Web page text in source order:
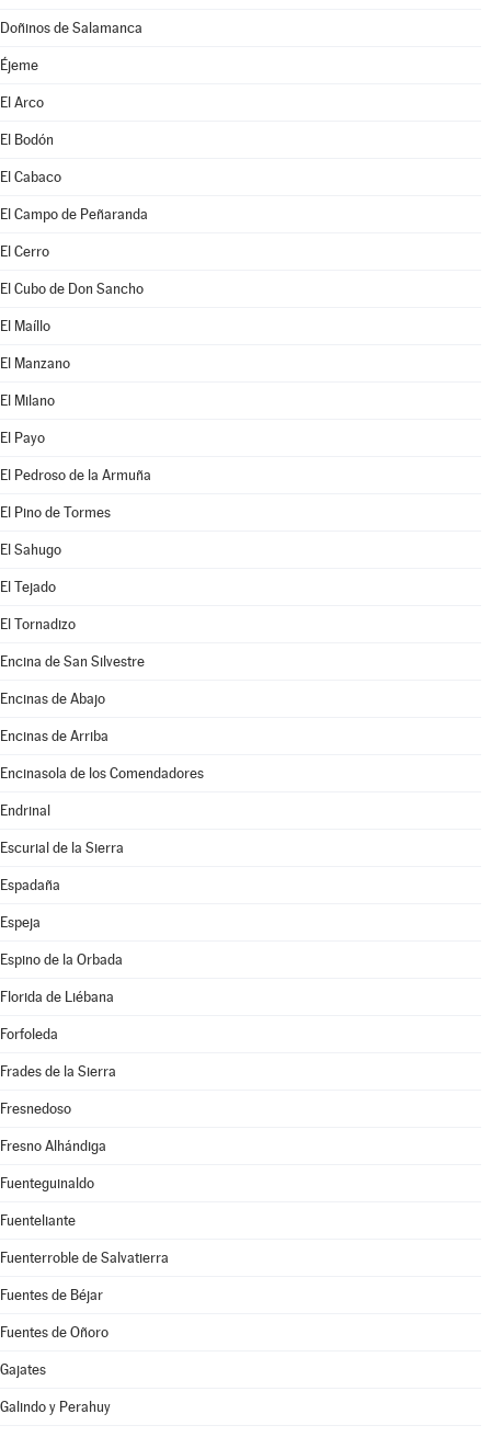
Doñinos de Salamanca
Éjeme
El Arco
El Bodón
El Cabaco
El Campo de Peñaranda
El Cerro
El Cubo de Don Sancho
El Maíllo
El Manzano
El Milano
El Payo
El Pedroso de la Armuña
El Pino de Tormes
El Sahugo
El Tejado
El Tornadizo
Encina de San Silvestre
Encinas de Abajo
Encinas de Arriba
Encinasola de los Comendadores
Endrinal
Escurial de la Sierra
Espadaña
Espeja
Espino de la Orbada
Florida de Liébana
Forfoleda
Frades de la Sierra
Fresnedoso
Fresno Alhándiga
Fuenteguinaldo
Fuenteliante
Fuenterroble de Salvatierra
Fuentes de Béjar
Fuentes de Oñoro
Gajates
Galindo y Perahuy